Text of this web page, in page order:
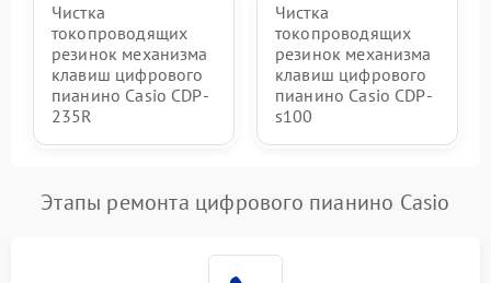
Чистка
токопроводящих
резинок механизма
клавиш цифрового
пианино Casio CDP-
235R
Чистка
токопроводящих
резинок механизма
клавиш цифрового
пианино Casio CDP-
s100
Этапы ремонта цифрового пианино Casio